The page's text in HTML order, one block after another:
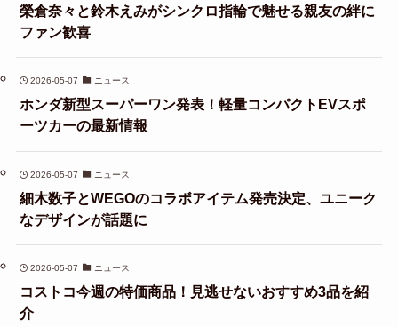
榮倉奈々と鈴木えみがシンクロ指輪で魅せる親友の絆に
ファン歓喜
2026-05-07 ニュース
ホンダ新型スーパーワン発表！軽量コンパクトEVスポ
ーツカーの最新情報
2026-05-07 ニュース
細木数子とWEGOのコラボアイテム発売決定、ユニーク
なデザインが話題に
2026-05-07 ニュース
コストコ今週の特価商品！見逃せないおすすめ3品を紹
介